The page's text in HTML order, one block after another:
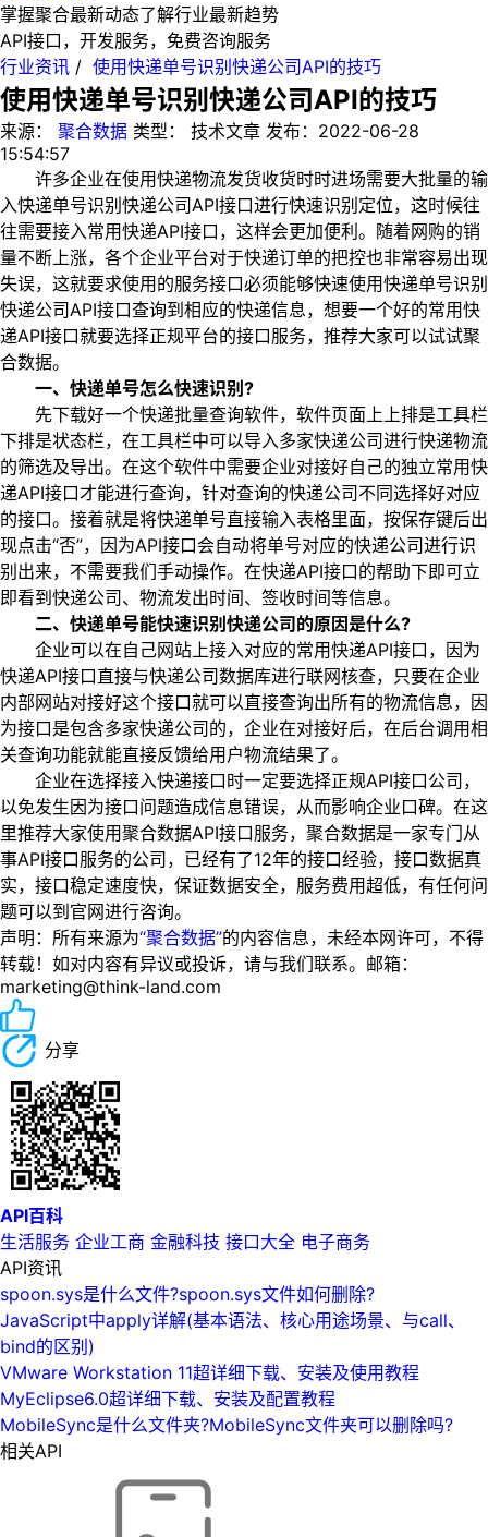
掌握聚合最新动态了解行业最新趋势
API接口，开发服务，免费咨询服务
行业资讯 / 使用快递单号识别快递公司API的技巧
使用快递单号识别快递公司API的技巧
来源： 聚合数据 类型： 技术文章 发布： 2022-06-28
15:54:57
许多企业在使用快递物流发货收货时时进场需要大批量的输
入快递单号识别快递公司API接口进行快速识别定位，这时候往
往需要接入常用快递API接口，这样会更加便利。随着网购的销
量不断上涨，各个企业平台对于快递订单的把控也非常容易出现
失误，这就要求使用的服务接口必须能够快速使用快递单号识别
快递公司API接口查询到相应的快递信息，想要一个好的常用快
递API接口就要选择正规平台的接口服务，推荐大家可以试试聚
合数据。
一、快递单号怎么快速识别?
先下载好一个快递批量查询软件，软件页面上上排是工具栏
下排是状态栏，在工具栏中可以导入多家快递公司进行快递物流
的筛选及导出。在这个软件中需要企业对接好自己的独立常用快
递API接口才能进行查询，针对查询的快递公司不同选择好对应
的接口。接着就是将快递单号直接输入表格里面，按保存键后出
现点击“否”，因为API接口会自动将单号对应的快递公司进行识
别出来，不需要我们手动操作。在快递API接口的帮助下即可立
即看到快递公司、物流发出时间、签收时间等信息。
二、快递单号能快速识别快递公司的原因是什么?
企业可以在自己网站上接入对应的常用快递API接口，因为
快递API接口直接与快递公司数据库进行联网核查，只要在企业
内部网站对接好这个接口就可以直接查询出所有的物流信息，因
为接口是包含多家快递公司的，企业在对接好后，在后台调用相
关查询功能就能直接反馈给用户物流结果了。
企业在选择接入快递接口时一定要选择正规API接口公司，
以免发生因为接口问题造成信息错误，从而影响企业口碑。在这
里推荐大家使用聚合数据API接口服务，聚合数据是一家专门从
事API接口服务的公司，已经有了12年的接口经验，接口数据真
实，接口稳定速度快，保证数据安全，服务费用超低，有任何问
题可以到官网进行咨询。
声明：所有来源为“聚合数据”的内容信息，未经本网许可，不得
转载！如对内容有异议或投诉，请与我们联系。邮箱：
marketing@think-land.com
分享
API百科
生活服务 企业工商 金融科技 接口大全 电子商务
API资讯
spoon.sys是什么文件?spoon.sys文件如何删除?
JavaScript中apply详解(基本语法、核心用途场景、与call、
bind的区别)
VMware Workstation 11超详细下载、安装及使用教程
MyEclipse6.0超详细下载、安装及配置教程
MobileSync是什么文件夹?MobileSync文件夹可以删除吗?
相关API